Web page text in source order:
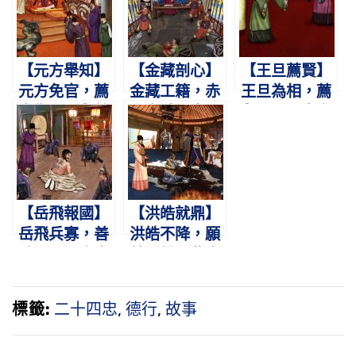
年。
漢。
事。
【元方舉知】
元方免官，薦
書復上。舉其
所知，不問仇
黨。
【金藏剖心】
金藏工籍，赤
膽忠誠。皇嗣
不反，剖心以
明。
【王旦薦賢】
王旦為相，薦
【岳飛報國】
岳飛兵寡，善
勳。
【洪皓就鼎】
洪皓不降，願
落。
標籤: 二十四忠, 德行, 故事